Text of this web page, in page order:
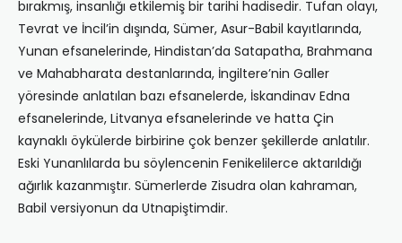
bırakmış, insanlığı etkilemiş bir tarihi hadisedir. Tufan olayı,
Tevrat ve İncil’in dışında, Sümer, Asur-Babil kayıtlarında,
Yunan efsanelerinde, Hindistan’da Satapatha, Brahmana
ve Mahabharata destanlarında, İngiltere’nin Galler
yöresinde anlatılan bazı efsanelerde, İskandinav Edna
efsanelerinde, Litvanya efsanelerinde ve hatta Çin
kaynaklı öykülerde birbirine çok benzer şekillerde anlatılır.
Eski Yunanlılarda bu söylencenin Fenikelilerce aktarıldığı
ağırlık kazanmıştır. Sümerlerde Zisudra olan kahraman,
Babil versiyonun da Utnapiştimdir.